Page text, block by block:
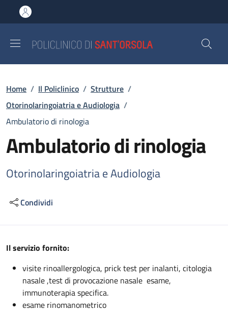
al contenuto principale
to footer content
Briciole di pane
Home / Il Policlinico / Strutture /
Otorinolaringoiatria e Audiologia /
Ambulatorio di rinologia
Ambulatorio di rinologia
Otorinolaringoiatria e Audiologia
Condividi
Descrizione
Il servizio fornito:
visite rinoallergologica, prick test per inalanti, citologia
nasale ,test di provocazione nasale esame,
immunoterapia specifica.
esame rinomanometrico